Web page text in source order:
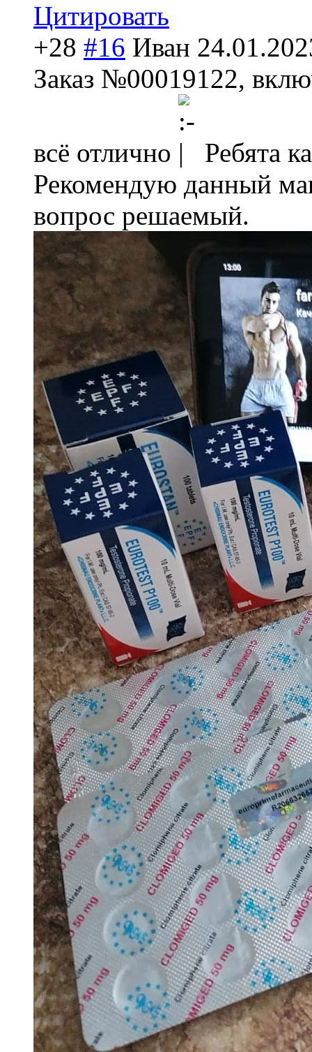
Цитировать
+28 #16 Иван
Заказ №00019122,
всё отлично
Ребята
Рекомендую данный
вопрос решаемый.